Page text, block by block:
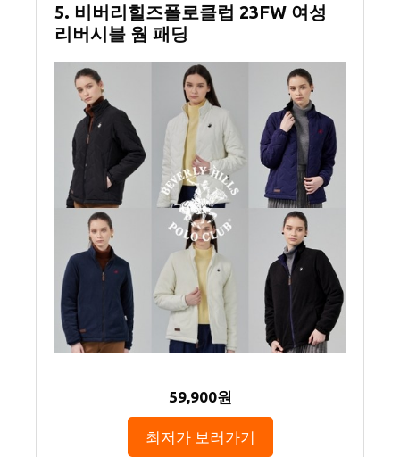
5. 비버리힐즈폴로클럽 23FW 여성
리버시블 웜 패딩
59,900원
최저가 보러가기